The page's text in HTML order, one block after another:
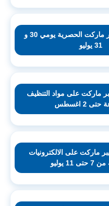
عروض نستو هايبر ماركت الحصرية يومي 30 و
31 يوليو
ماركت على مواد التنظيف
2 اغسطس
ماركت على الالكترونيات
11 يوليو